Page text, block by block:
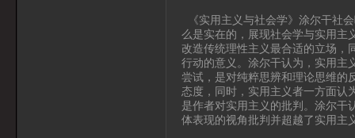
《实用主义与社会学》涂尔干社
么是实在的，展现社会学与实用主
改造传统理性主义最合适的立场，
行动的意义。涂尔干认为，实用主
尝试，是对纯粹思辨和理论思维的
态度，同时，实用主义者一方面认
是作者对实用主义的批判。涂尔干
体表现的视角批判并超越了实用主